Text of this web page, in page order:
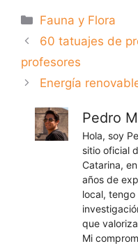
Categorías
Fauna y Flora
60 tatuajes de
profesores
Energía
Pedro
Hola, soy
sitio oficial
Catarina,
años de
local, tengo
que
Mi